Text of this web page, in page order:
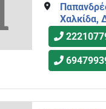
Χαλκίδα,